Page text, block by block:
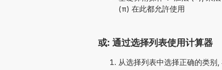
(π) 在此都允許使用
或: 通过选择列表使用计算器
从选择列表中选择正确的类别